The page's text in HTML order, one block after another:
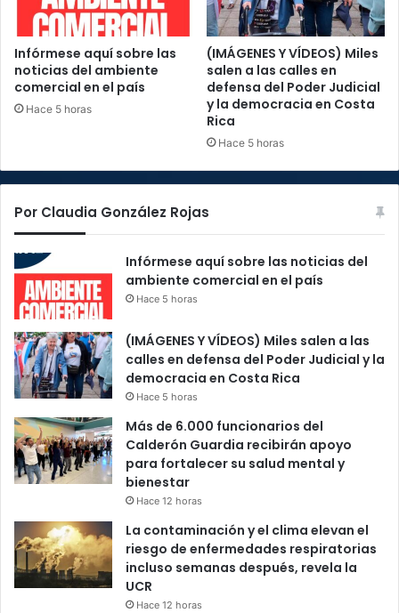
Infórmese aquí sobre las
noticias del ambiente
comercial en el país
Hace 5 horas
(IMÁGENES Y VÍDEOS) Miles
salen a las calles en
defensa del Poder Judicial
y la democracia en Costa
Rica
Hace 5 horas
Por Claudia González Rojas
Infórmese aquí sobre las noticias del
ambiente comercial en el país
Hace 5 horas
(IMÁGENES Y VÍDEOS) Miles salen a las
calles en defensa del Poder Judicial y la
democracia en Costa Rica
Hace 5 horas
Más de 6.000 funcionarios del
Calderón Guardia recibirán apoyo
para fortalecer su salud mental y
bienestar
Hace 12 horas
La contaminación y el clima elevan el
riesgo de enfermedades respiratorias
incluso semanas después, revela la
UCR
Hace 12 horas